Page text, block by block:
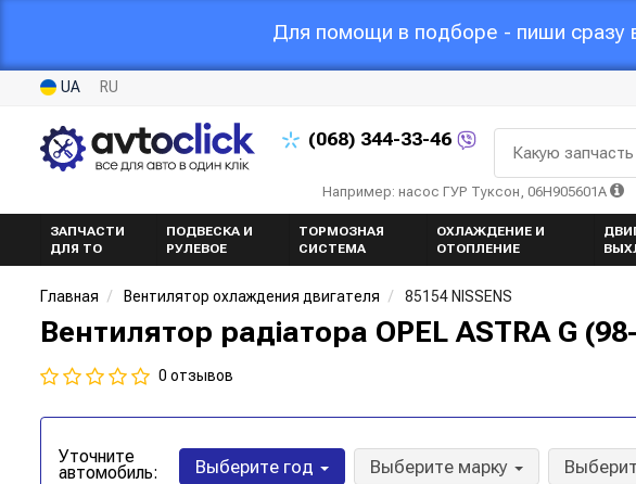
Для помощи в подборе - пиши сразу
UA RU
(068) 344-33-46
Какую
Например: насос ГУР Туксон, 06H905601A
ЗАПЧАСТИ
ДЛЯ ТО
ПОДВЕСКА И
РУЛЕВОЕ
ТОРМОЗНАЯ
СИСТЕМА
ОХЛАЖДЕНИЕ И
ОТОПЛЕНИЕ
Главная Вентилятор охлаждения двигателя 85154 NISSENS
Вентилятор радіатора OPEL ASTRA G
0 отзывов
Уточните
автомобиль: Выберите год Выберите марку